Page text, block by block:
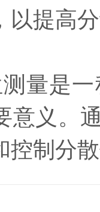
以提高
是一
意义。
控制分